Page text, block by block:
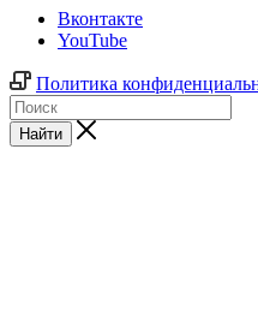
Вконтакте
YouTube
Политика
Найти